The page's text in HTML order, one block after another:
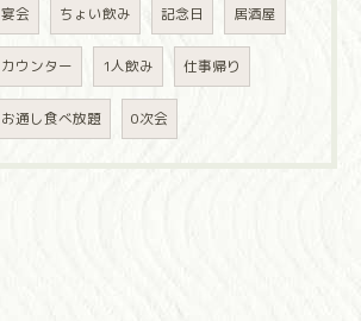
宴会 ちょい飲み 記念日 居酒屋
カウンター 1人飲み 仕事帰り
お通し食べ放題 0次会